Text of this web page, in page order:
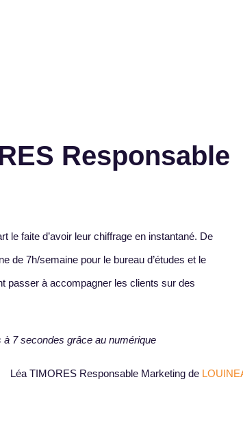
Responsable
le faite d’avoir leur chiffrage en instantané. De
de 7h/semaine pour le bureau d’études et le
passer à accompagner les clients sur des
7 secondes grâce au numérique
Léa TIMORES Responsable Marketing de